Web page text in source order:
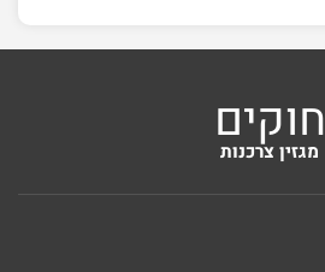
חוקים
מגזין צרכנות